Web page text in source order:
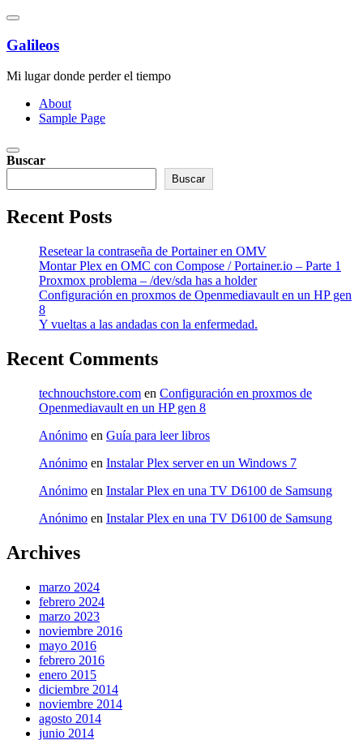
Saltar
contenido
Galileos
Mi lugar donde perder el tiempo
About
Sample Page
Buscar
Buscar
Recent Posts
Resetear la contraseña de Portainer en OMV
Montar Plex en OMC con Compose / Portainer.io – Parte 1
Proxmox problema – /dev/sda has a holder
Configuración en proxmos de Openmediavault en un HP gen
8
Y vueltas a las andadas con la enfermedad.
Recent Comments
technouchstore.com en Configuración en proxmos de
Openmediavault en un HP gen 8
Anónimo en Guía para leer libros
Anónimo en Instalar Plex server en un Windows 7
Anónimo en Instalar Plex en una TV D6100 de Samsung
Anónimo en Instalar Plex en una TV D6100 de Samsung
Archives
marzo 2024
febrero 2024
marzo 2023
noviembre 2016
mayo 2016
febrero 2016
enero 2015
diciembre 2014
noviembre 2014
agosto 2014
junio 2014